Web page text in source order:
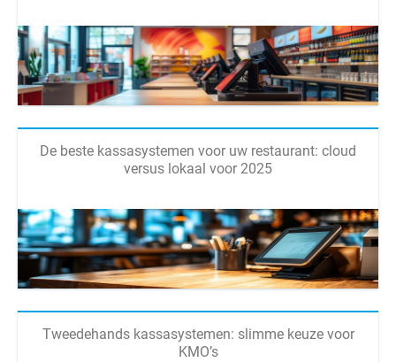
De beste kassasystemen voor uw restaurant: cloud
versus lokaal voor 2025
Tweedehands kassasystemen: slimme keuze voor
KMO’s